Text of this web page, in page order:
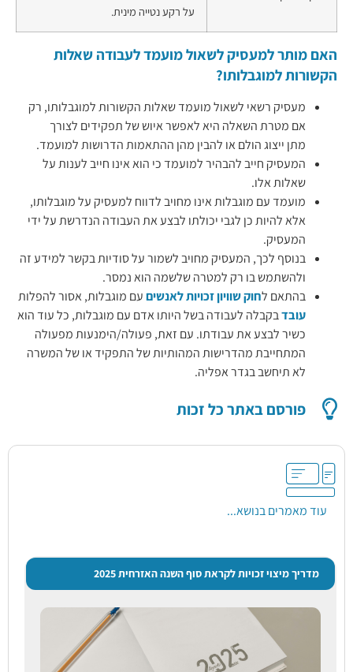
על רקע נטייה מינית.
האם מותר למעסיק לשאול מועמד לעבודה שאלות
הקשורות למוגבלותו?
מעסיק רשאי לשאול מועמד שאלות הקשורות למוגבלותו, רק
אם מטרת השאלה היא לאפשר איוש של תפקידים לצורך
מתן ייצוג הולם או להבין מהן ההתאמות הדרושות למועמד.
המעסיק חייב להבהיר למועמד כי הוא אינו חייב לענות על
שאלות אלו.
מועמד עם מוגבלות אינו מחויב לדווח למעסיק על מוגבלותו,
אלא להיות כן לגבי יכולתו לבצע את העבודה הנדרשת על ידי
המעסיק.
בנוסף לכך, המעסיק מחויב לשמור על סודיות בקשר למידע זה
ולהשתמש בו רק למטרה שלשמה הוא נמסר.
בהתאם ל חוק שוויון זכויות לאנשיםעם מוגבלות, אסור להפלות
עובדבקבלה לעבודה בשל היותו אדם עם מוגבלות, כל עוד הוא
כשיר לבצע את עבודתו. עם זאת, פעולה/הימנעות מפעולה
המתחייבת מהדרישות המהותיות של התפקיד או של המשרה
לא תיחשב בגדר אפליה.
פורסם באתר כל זכות
עוד מאמרים בנושא...
מדריך מיצוי זכויות לקראת סוף השנה האזרחית 2025